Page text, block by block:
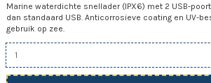
Marine waterdichte snellader (IPX6) met 2 USB-
dan standaard USB. Anticorrosieve coating en UV-
gebruik op zee.